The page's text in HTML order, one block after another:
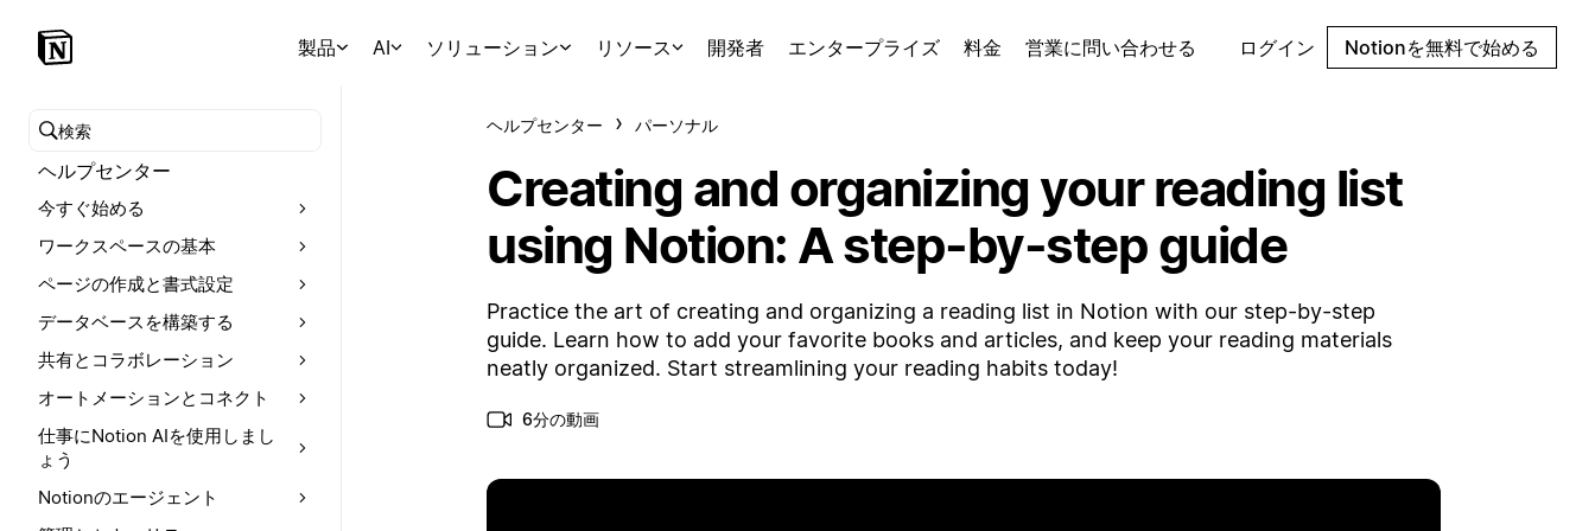
製品 AI ソリューション リソース 開発者 エンタープライズ 料金 営業に問い合わせる ログイン Notionを無料で始める
ヘルプセンターを検索
ヘルプセンター
今すぐ始める
ワークスペースの基本
ページの作成と書式設定
データベースを構築する
共有とコラボレーション
オートメーションとコネクト
仕事にNotion AIを使用しまし
ょう
Notionのエージェント
ヘルプセンター パーソナル
Creating and organizing your reading list
using Notion: A step-by-step guide
Practice the art of creating and organizing a reading list in Notion with our step-by-step
guide. Learn how to add your favorite books and articles, and keep your reading materials
neatly organized. Start streamlining your reading habits today!
6分の動画